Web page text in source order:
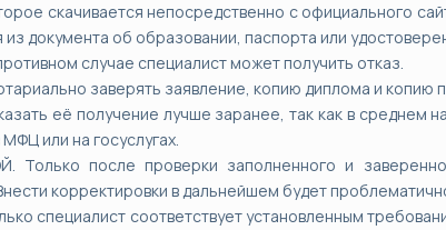
скачивается непосредственно с официального
документа об образовании, паспорта или
случае специалист может получить отказ.
заверять заявление, копию диплома и копию
её получение лучше заранее, так как в среднем
или на госуслугах.
Только после проверки заполненного и
корректировки в дальнейшем будет
специалист соответствует установленным